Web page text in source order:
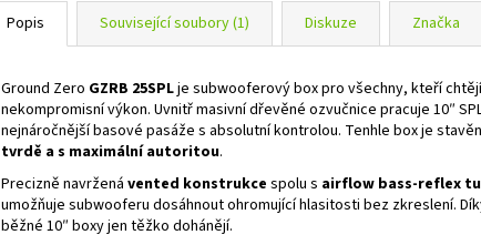
Popis Související soubory (1) Diskuze Značka
Ground Zero GZRB 25SPLje subwooferový box pro všechny, kteří
nekompromisní výkon. Uvnitř masivní dřevěné ozvučnice pracuje 10″
nejnáročnější basové pasáže s absolutní kontrolou. Tenhle box je
tvrdě a s maximální autoritou.
Precizně navržená vented konstrukce spolu s airflow bass‑reflex
umožňuje subwooferu dosáhnout ohromující hlasitosti bez zkreslení.
běžné 10″ boxy jen těžko dohánějí.